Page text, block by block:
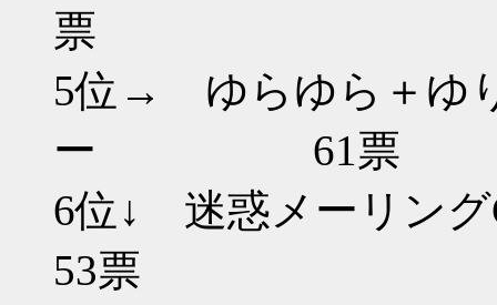
票
5位→ ゆらゆら＋ゆ
ー 61票
6位↓ 迷惑
53票